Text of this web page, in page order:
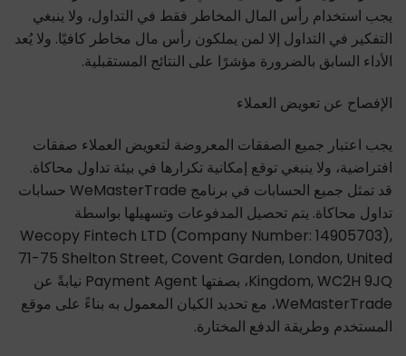
يجب استخدام رأس المال المخاطر فقط في التداول، ولا ينبغي
التفكير في التداول إلا لمن يملكون رأس مال مخاطر كافيًا. ولا يُعد
الأداء السابق بالضرورة مؤشرًا على النتائج المستقبلية.
الإفصاح عن تعويض العملاء
يجب اعتبار جميع الصفقات المعروضة لتعويض العملاء صفقات
افتراضية، ولا ينبغي توقع إمكانية تكرارها في بيئة تداول محاكاة.
قد تمثل جميع الحسابات في برنامج WeMasterTrade حسابات
تداول محاكاة. يتم تحصيل المدفوعات وتسهيلها بواسطة
Wecopy Fintech LTD (Company Number: 14905703),
71-75 Shelton Street, Covent Garden, London, United
Kingdom, WC2H 9JQ، بصفتها Payment Agent نيابةً عن
WeMasterTrade، مع تحديد الكيان المعمول به بناءً على موقع
المستخدم وطريقة الدفع المختارة.